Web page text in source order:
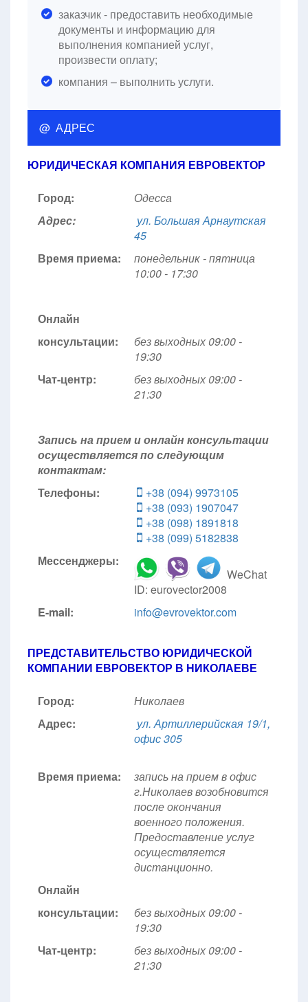
заказчик - предоставить необходимые
документы и информацию для
выполнения компанией услуг,
произвести оплату;
компания – выполнить услуги.
@ АДРЕС
ЮРИДИЧЕСКАЯ КОМПАНИЯ ЕВРОВЕКТОР
Город:
Одесса
Адрес:
ул. Большая Арнаутская
45
Время приема:
понедельник - пятница
10:00 - 17:30
Онлайн
консультации:
без выходных 09:00 -
19:30
Чат-центр:
без выходных 09:00 -
21:30
Запись на прием и онлайн консультации
осуществляется по следующим
контактам:
Телефоны:
+38 (094) 9973105
+38 (093) 1907047
+38 (098) 1891818
+38 (099) 5182838
Мессенджеры:
WeChat
ID: eurovector2008
E-mail:
info@evrovektor.com
ПРЕДСТАВИТЕЛЬСТВО ЮРИДИЧЕСКОЙ
КОМПАНИИ ЕВРОВЕКТОР В НИКОЛАЕВЕ
Город:
Николаев
Адрес:
ул. Артиллерийская 19/1,
офис 305
Время приема:
запись на прием в офис
г.Николаев возобновится
после окончания
военного положения.
Предоставление услуг
осуществляется
дистанционно.
Онлайн
консультации:
без выходных 09:00 -
19:30
Чат-центр:
без выходных 09:00 -
21:30